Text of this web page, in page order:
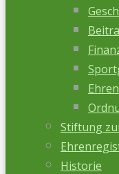
Stiftung
Historie